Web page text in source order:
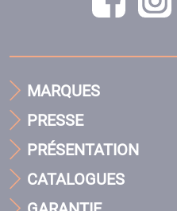
MARQUES
PRESSE
PRÉSENTATION
CATALOGUES